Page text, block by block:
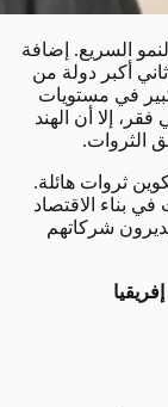
السريع. إضافة
أكبر دولة من
في مستويات
إلا أن الهند
الثروات.
ثروات هائلة.
بناء الاقتصاد
شركاتهم